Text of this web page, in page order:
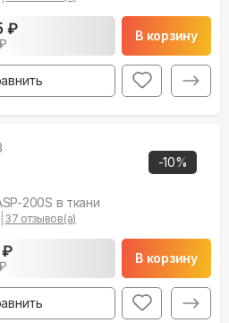
₽ В корзину
-10%
200S в ткани
37 отзывов(а)
₽ В корзину